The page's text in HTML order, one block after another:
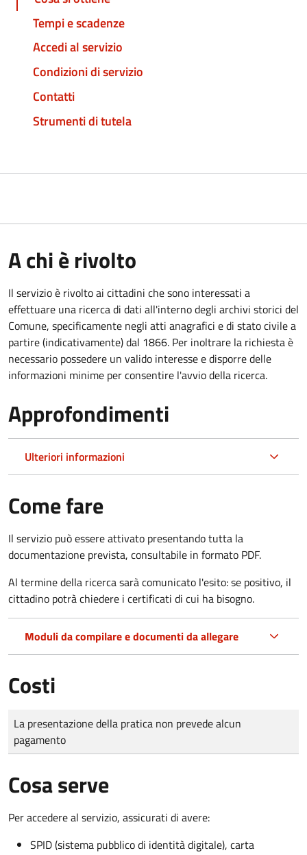
Tempi e scadenze
Accedi al servizio
Condizioni di servizio
Contatti
Strumenti di tutela
A chi è rivolto
Il servizio è rivolto ai cittadini che sono interessati a
effettuare una ricerca di dati all'interno degli archivi storici del
Comune, specificamente negli atti anagrafici e di stato civile a
partire (indicativamente) dal 1866. Per inoltrare la richiesta è
necessario possedere un valido interesse e disporre delle
informazioni minime per consentire l'avvio della ricerca.
Approfondimenti
Ulteriori informazioni
Come fare
Il servizio può essere attivato presentando tutta la
documentazione prevista, consultabile in formato PDF.
Al termine della ricerca sarà comunicato l'esito: se positivo, il
cittadino potrà chiedere i certificati di cui ha bisogno.
Moduli da compilare e documenti da allegare
Costi
Tipo di pagamento
Importo
La presentazione della pratica non prevede alcun
pagamento
Cosa serve
Per accedere al servizio, assicurati di avere:
SPID (sistema pubblico di identità digitale), carta